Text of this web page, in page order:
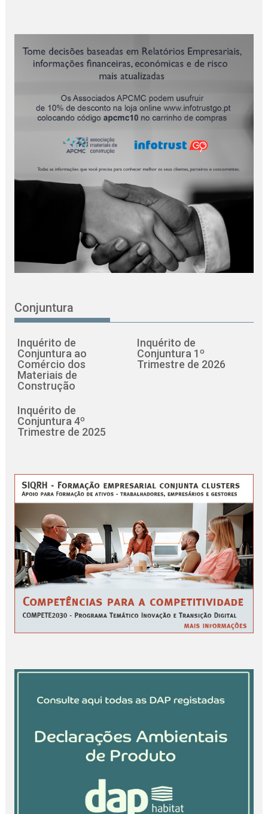
Conjuntura
Inquérito de
Conjuntura ao
Comércio dos
Materiais de
Construção
Inquérito de
Conjuntura 1º
Trimestre de 2026
Inquérito de
Conjuntura 4º
Trimestre de 2025